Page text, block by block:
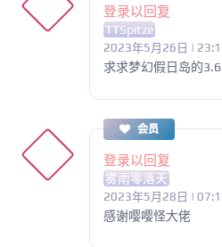
登录以回复
TTSpitze
2023年5月26日 |
求求梦幻假日岛的
会员
登录以回复
雾雨零落天
2023年5月28日 |
感谢嘤嘤怪大佬